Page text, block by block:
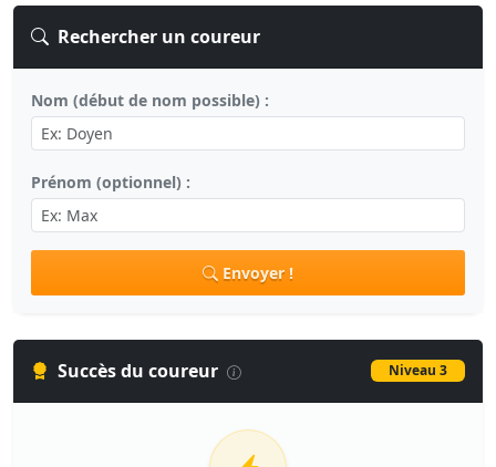
Rechercher un coureur
Nom (début de nom possible) :
Prénom (optionnel) :
Envoyer !
Succès du coureur Niveau 3